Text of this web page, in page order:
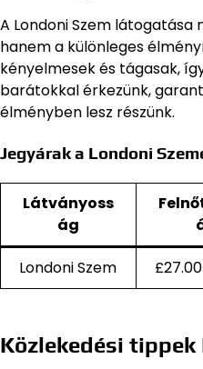
A Londoni Szem látogatása
hanem a különleges
kényelmesek és tágasak,
barátokkal érkezünk,
élményben lesz részünk.
Jegyárak a Londoni
Látványoss
ág
Londoni Szem £27.00
Közlekedési tippek